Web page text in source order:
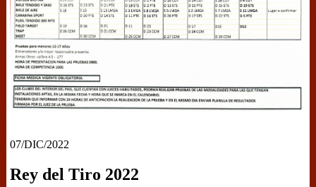
07/DIC/2022
Rey del Tiro 2022